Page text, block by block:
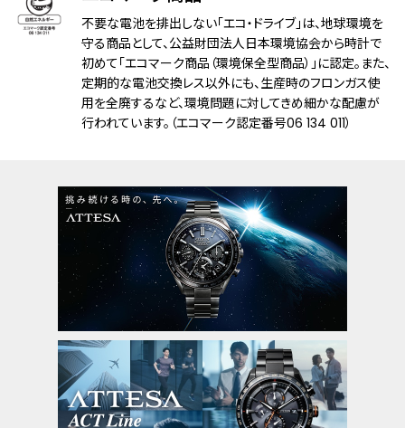
耐磁性能 １種耐磁
デザイン特徴
夜光(針＋インデックス)
フィットアジャスター
ベゼル：上面サファイアガラスリング
充電禁止温度検出機能
過充電防止機能
過放電検出機能
パワーセーブ機能
ライトレベル インディケーター
フル充電時約5年可動(パワーセーブ作動
衛星電波受信機能
位置情報取得機能
パーペチュアルカレンダー
デイ＆デイト表示
1/20秒クロノグラフ(24時間計)
不要な電池を排出しない「エコ・ドライブ」は、地球環境を
守る商品として、公益財団法人日本環境協会から時計で
初めて「エコマーク商品（環境保全型商品）」に認定。また、
定期的な電池交換レス以外にも、生産時のフロンガス使
用を全廃するなど、環境問題に対してきめ細かな配慮が
行われています。（エコマーク認定番号06 134 011）